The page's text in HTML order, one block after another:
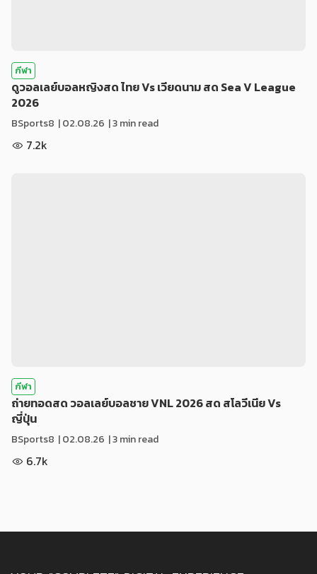
กีฬา
ดูวอลเลย์บอลหญิงสด ไทย Vs เวียดนาม สด Sea V League
2026
BSports8 |02.08.26 | 3 min read
7.2k
กีฬา
ถ่ายทอดสด วอลเลย์บอลชาย VNL 2026 สด สโลวีเนีย Vs
ญี่ปุ่น
BSports8 |02.08.26 | 3 min read
6.7k